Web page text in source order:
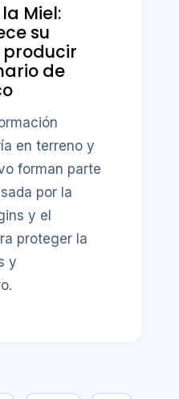
Miel:
su
de
en terreno y
forman parte
por la
y el
proteger la
y